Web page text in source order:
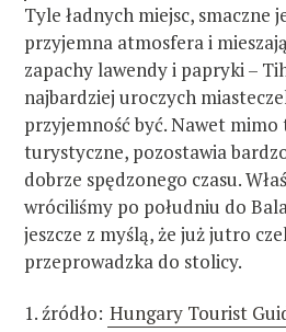
Tyle ładnych miejsc, smaczne
przyjemna atmosfera i
zapachy lawendy i papryki –
najbardziej uroczych
przyjemność być. Nawet mimo
turystyczne, pozostawia
dobrze spędzonego czasu.
wróciliśmy po południu do
jeszcze z myślą, że już jutro
przeprowadzka do stolicy.
źródło: Hungary Tourist